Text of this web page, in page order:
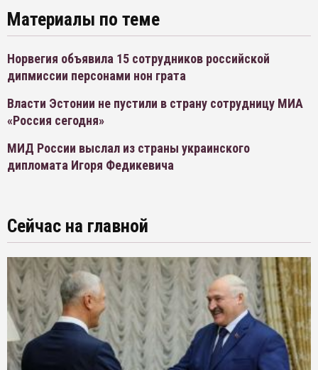
Материалы по теме
Норвегия объявила 15 сотрудников российской
дипмиссии персонами нон грата
Власти Эстонии не пустили в страну сотрудницу МИА
«Россия сегодня»
МИД России выслал из страны украинского
дипломата Игоря Федикевича
Сейчас на главной